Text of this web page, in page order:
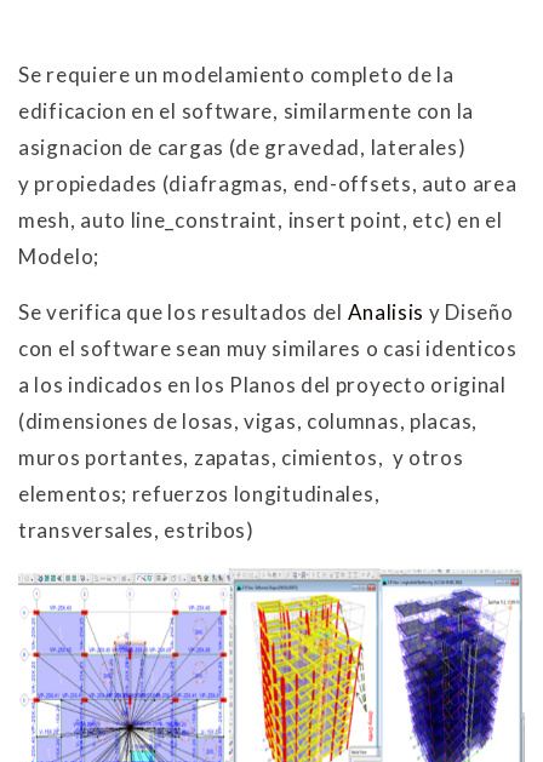
Se requiere un modelamiento completo de la
edificacion en el software, similarmente con la
asignacion de cargas (de gravedad, laterales)
y propiedades (diafragmas, end-offsets, auto area
mesh, auto line_constraint, insert point, etc) en el
Modelo;
Se verifica que los resultados del Analisis y Diseño
con el software sean muy similares o casi identicos
a los indicados en los Planos del proyecto original
(dimensiones de losas, vigas, columnas, placas,
muros portantes, zapatas, cimientos, y otros
elementos; refuerzos longitudinales,
transversales, estribos)